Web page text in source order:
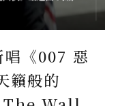
《007 惡
籟般的